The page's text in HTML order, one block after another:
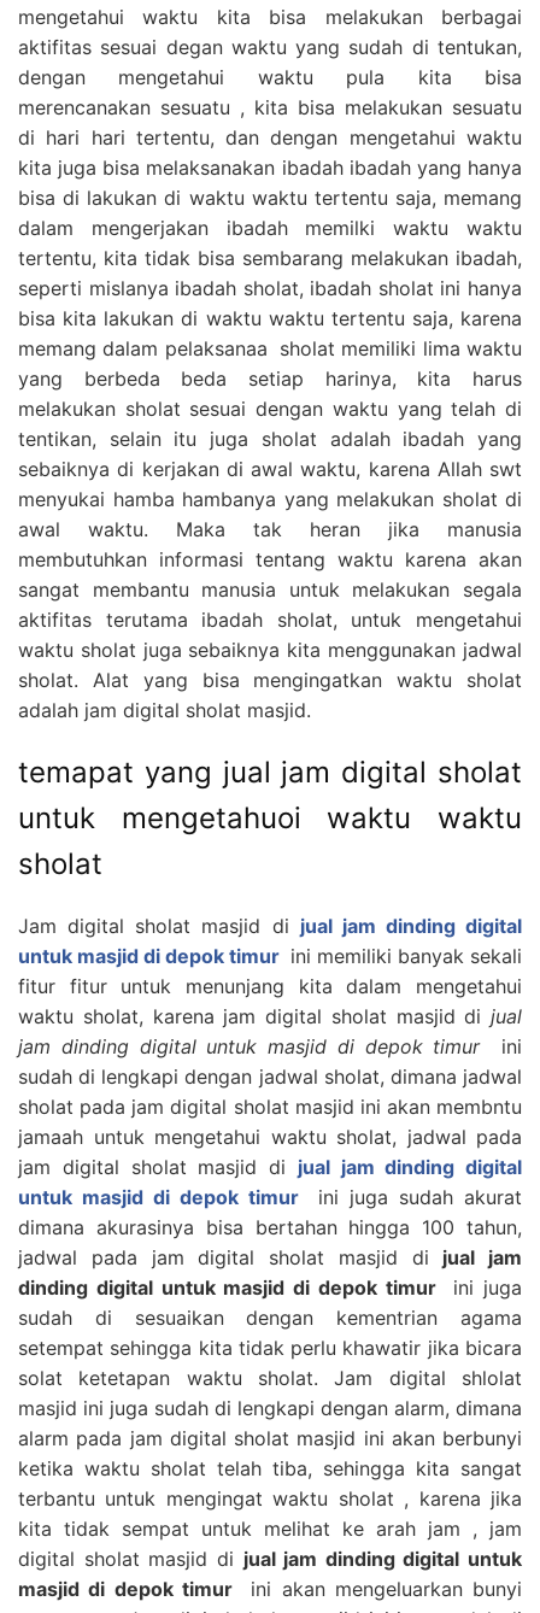
mengetahui waktu kita bisa melakukan berbagai
aktifitas sesuai degan waktu yang sudah di tentukan,
dengan mengetahui waktu pula kita bisa
merencanakan sesuatu , kita bisa melakukan sesuatu
di hari hari tertentu, dan dengan mengetahui waktu
kita juga bisa melaksanakan ibadah ibadah yang hanya
bisa di lakukan di waktu waktu tertentu saja, memang
dalam mengerjakan ibadah memilki waktu waktu
tertentu, kita tidak bisa sembarang melakukan ibadah,
seperti mislanya ibadah sholat, ibadah sholat ini hanya
bisa kita lakukan di waktu waktu tertentu saja, karena
memang dalam pelaksanaa sholat memiliki lima waktu
yang berbeda beda setiap harinya, kita harus
melakukan sholat sesuai dengan waktu yang telah di
tentikan, selain itu juga sholat adalah ibadah yang
sebaiknya di kerjakan di awal waktu, karena Allah swt
menyukai hamba hambanya yang melakukan sholat di
awal waktu. Maka tak heran jika manusia
membutuhkan informasi tentang waktu karena akan
sangat membantu manusia untuk melakukan segala
aktifitas terutama ibadah sholat, untuk mengetahui
waktu sholat juga sebaiknya kita menggunakan jadwal
sholat. Alat yang bisa mengingatkan waktu sholat
adalah jam digital sholat masjid.
temapat yang jual jam digital sholat
untuk mengetahuoi waktu waktu
sholat
Jam digital sholat masjid di jual jam dinding digital
untuk masjid di depok timur ini memiliki banyak sekali
fitur fitur untuk menunjang kita dalam mengetahui
waktu sholat, karena jam digital sholat masjid di jual
jam dinding digital untuk masjid di depok timur ini
sudah di lengkapi dengan jadwal sholat, dimana jadwal
sholat pada jam digital sholat masjid ini akan membntu
jamaah untuk mengetahui waktu sholat, jadwal pada
jam digital sholat masjid di jual jam dinding digital
untuk masjid di depok timur
ini juga sudah akurat
dimana akurasinya bisa bertahan hingga 100 tahun,
jadwal pada jam digital sholat masjid di jual jam
dinding digital untuk masjid di depok timur
ini juga
sudah di sesuaikan dengan kementrian agama
setempat sehingga kita tidak perlu khawatir jika bicara
solat ketetapan waktu sholat. Jam digital shlolat
masjid ini juga sudah di lengkapi dengan alarm, dimana
alarm pada jam digital sholat masjid ini akan berbunyi
ketika waktu sholat telah tiba, sehingga kita sangat
terbantu untuk mengingat waktu sholat , karena jika
kita tidak sempat untuk melihat ke arah jam , jam
digital sholat masjid di jual jam dinding digital untuk
masjid di depok timur
ini akan mengeluarkan bunyi